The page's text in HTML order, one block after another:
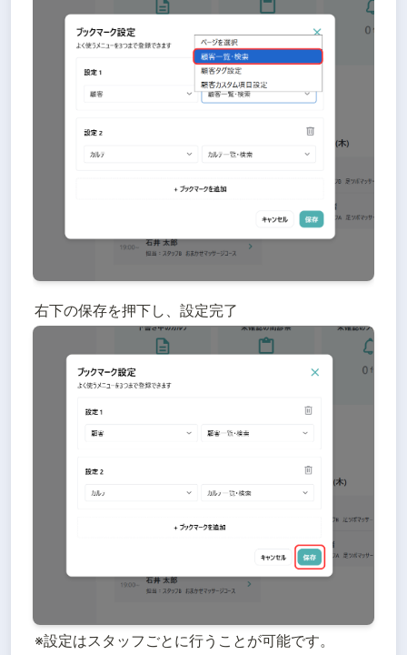
右下の保存を押下し、設定完了
※設定はスタッフごとに行うことが可能です。